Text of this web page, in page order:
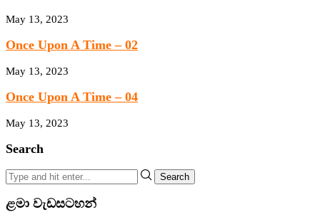
May 13, 2023
Once Upon A Time – 02
May 13, 2023
Once Upon A Time – 04
May 13, 2023
Search
Search
ළමා වැඩසටහන්